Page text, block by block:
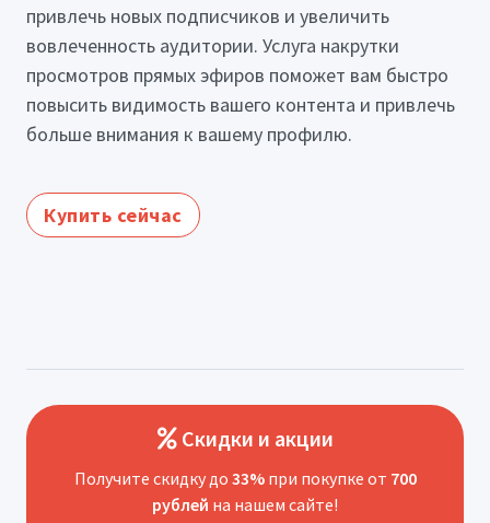
привлечь новых подписчиков и увеличить
вовлеченность аудитории. Услуга накрутки
просмотров прямых эфиров поможет вам быстро
повысить видимость вашего контента и привлечь
больше внимания к вашему профилю.
Купить сейчас
Скидки и акции
Получите скидку до 33%при покупке от 700
рублей на нашем сайте!